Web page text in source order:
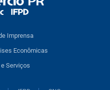
Imprensa
Econômicas
Serviços